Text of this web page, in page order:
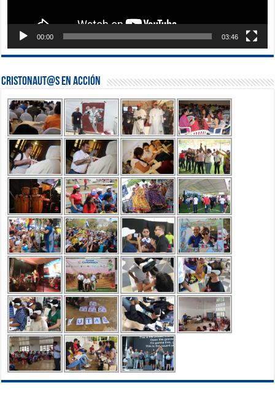
00:00 03:46
Cristonaut@s en Acción